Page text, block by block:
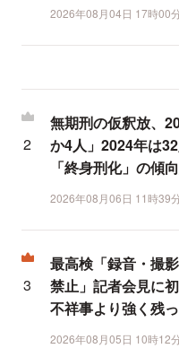
2026年08月04日 17時00
無期刑の仮釈放、
か4人」2024年は
「終身刑化」の傾
2026年08月06日 11時39
最高検「録音・撮
禁止」記者会見に
不祥事より強く残
2026年08月05日 10時12